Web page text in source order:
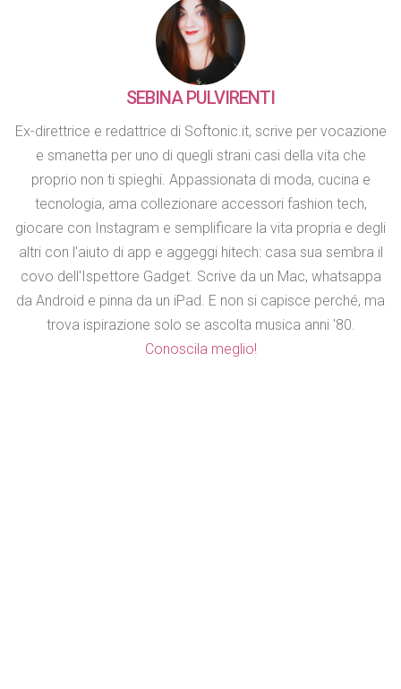
SEBINA PULVIRENTI
Ex-direttrice e redattrice di Softonic.it, scrive per vocazione
e smanetta per uno di quegli strani casi della vita che
proprio non ti spieghi. Appassionata di moda, cucina e
tecnologia, ama collezionare accessori fashion tech,
giocare con Instagram e semplificare la vita propria e degli
altri con l'aiuto di app e aggeggi hitech: casa sua sembra il
covo dell'Ispettore Gadget. Scrive da un Mac, whatsappa
da Android e pinna da un iPad. E non si capisce perché, ma
trova ispirazione solo se ascolta musica anni '80.
Conoscila meglio!